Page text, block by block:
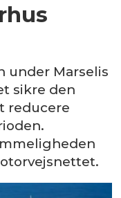
under Marselis
sikre den
reducere